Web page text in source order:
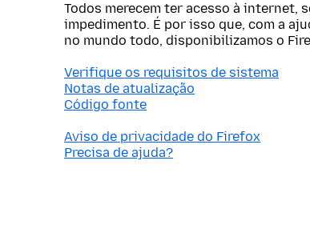
Todos merecem ter acesso à internet,
impedimento. É por isso que, com a
no mundo todo, disponibilizamos o
Verifique os requisitos de sistema
Notas de atualização
Código fonte
Aviso de privacidade do Firefox
Precisa de ajuda?